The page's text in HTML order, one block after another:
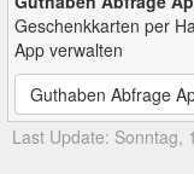
Geschenkkarten per
App verwalten
Guthaben Abfrage
Last Update: Sonntag,